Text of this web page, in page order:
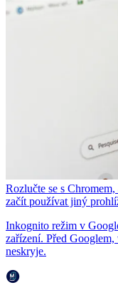
Rozlučte se s
začít používat jiný
Inkognito režim v
zařízení. Před
neskryje.